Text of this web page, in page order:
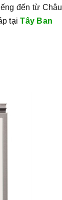
đến từ Châu
tạiTây Ban